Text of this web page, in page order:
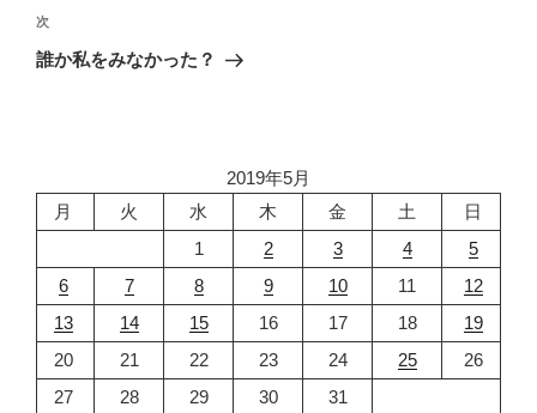
ビ
ゲ
ン
稿
次
の
次
誰か私をみなかった？
2019年5月
月
火 水 木 金 土
日
1
2 3 4
5
6
7 8 9 10 11
12
13
14 15 16 17 18
19
20
21 22 23 24 25
26
27
28 29 30
31